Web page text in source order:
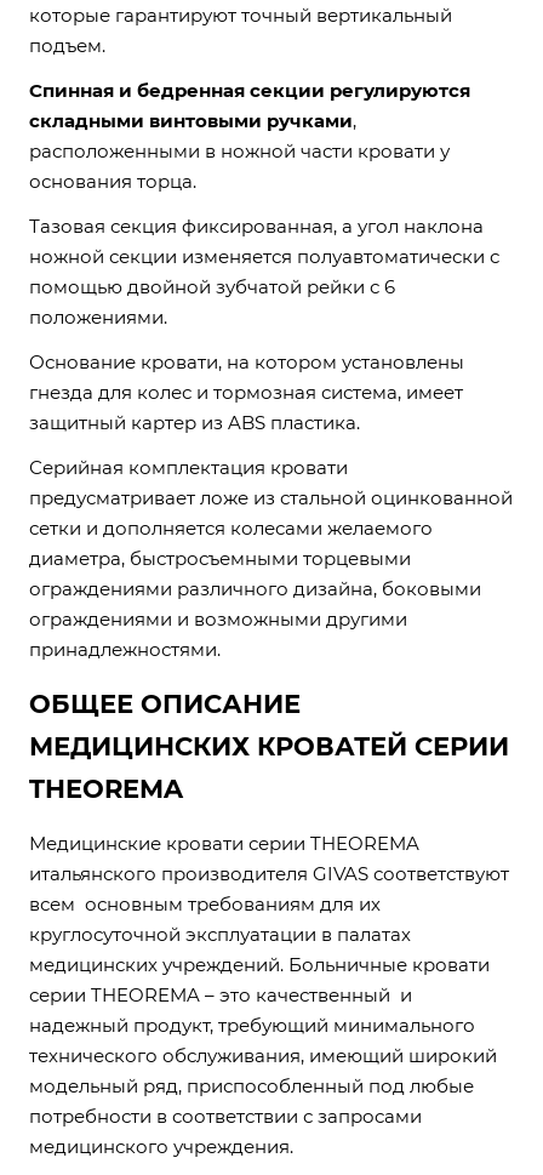
которые гарантируют точный вертикальный
подъем.
Спинная и бедренная секции регулируются
складными винтовыми ручками,
расположенными в ножной части кровати у
основания торца.
Тазовая секция фиксированная, а угол наклона
ножной секции изменяется полуавтоматически с
помощью двойной зубчатой рейки с 6
положениями.
Основание кровати, на котором установлены
гнезда для колес и тормозная система, имеет
защитный картер из ABS пластика.
Серийная комплектация кровати
предусматривает ложе из стальной оцинкованной
сетки и дополняется колесами желаемого
диаметра, быстросъемными торцевыми
ограждениями различного дизайна, боковыми
ограждениями и возможными другими
принадлежностями.
ОБЩЕЕ ОПИСАНИЕ
МЕДИЦИНСКИХ КРОВАТЕЙ СЕРИИ
THEOREMA
Медицинские кровати серии THEOREMA
итальянского производителя GIVAS соответствуют
всем основным требованиям для их
круглосуточной эксплуатации в палатах
медицинских учреждений. Больничные кровати
серии THEOREMA – это качественный и
надежный продукт, требующий минимального
технического обслуживания, имеющий широкий
модельный ряд, приспособленный под любые
потребности в соответствии с запросами
медицинского учреждения.